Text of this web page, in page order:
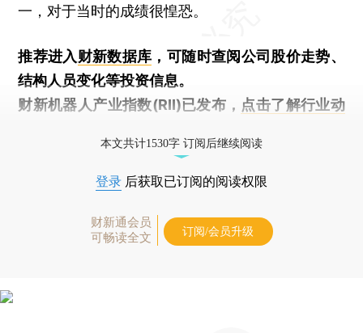
一，对于当时的成绩很惶恐。
推荐进入财新数据库 ，可随时查阅公司股价走势、
结构人员变化等投资信息。
财新机器人产业指数(RII)已发布， 点击了解行业动
本文共计1530字 订阅后继续阅读
登录 后获取已订阅的阅读权限
财新通会员
可畅读全文
订阅/会员升级